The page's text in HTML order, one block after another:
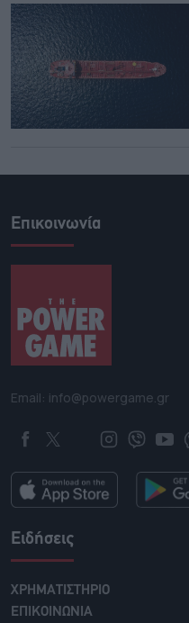
Επικοινωνία
Email: info@powergame.gr
Ειδήσεις
ΧΡΗΜΑΤΙΣΤΗΡΙΟ
ΕΠΙΚΟΙΝΩΝΙΑ